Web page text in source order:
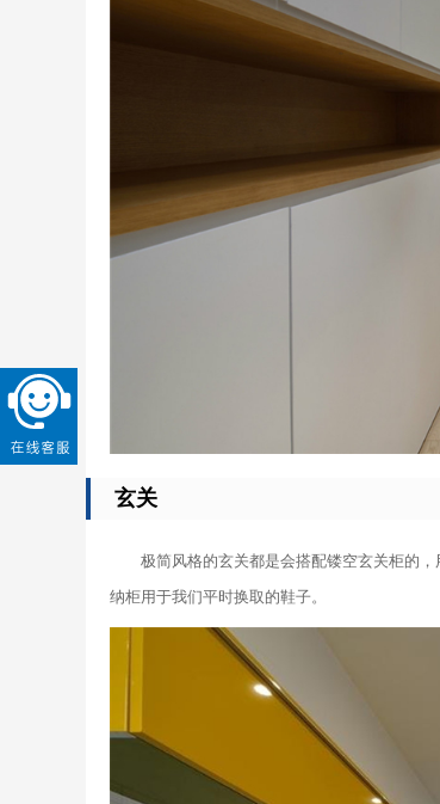
玄关
极简风格的玄关都是会搭配镂空玄关柜的
纳柜用于我们平时换取的鞋子。